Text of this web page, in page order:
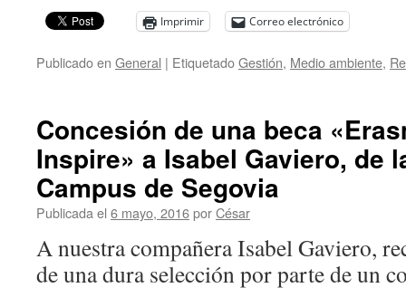
Imprimir Correo electrónico
Publicado en General | EtiquetadoGestión, Medio ambiente,
Concesión de una beca
Inspire» a Isabel Gaviero, de
Campus de Segovia
Publicada el 6 mayo, 2016porCésar
A nuestra compañera Isabel Gaviero,
de una dura selección por parte de un